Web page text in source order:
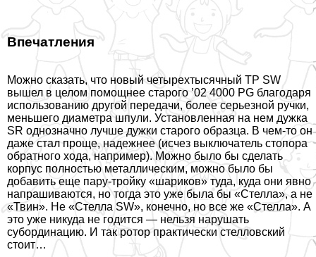
Впечатления
Можно сказать, что новый четырехтысячный TP SW
вышел в целом помощнее старого ’02 4000 PG благодаря
использованию другой передачи, более серьезной ручки,
меньшего диаметра шпули. Установленная на нем дужка
SR однозначно лучше дужки старого образца. В чем-то он
даже стал проще, надежнее (исчез выключатель стопора
обратного хода, например). Можно было бы сделать
корпус полностью металлическим, можно было бы
добавить еще пару-тройку «шариков» туда, куда они явно
напрашиваются, но тогда это уже была бы «Стелла», а не
«Твин». Не «Стелла SW», конечно, но все же «Стелла». А
это уже никуда не годится — нельзя нарушать
субординацию. И так ротор пpaктически стелловский
стоит…